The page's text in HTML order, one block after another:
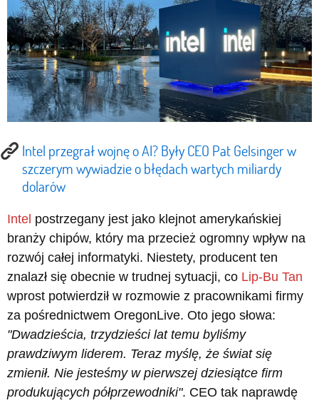
Intel przegrał wojnę o AI? Były CEO Pat Gelsinger w
szczerym wywiadzie o błędach wartych miliardy
dolarów
Intel postrzegany jest jako klejnot amerykańskiej
branży chipów, który ma przecież ogromny wpływ na
rozwój całej informatyki. Niestety, producent ten
znalazł się obecnie w trudnej sytuacji, co Lip-Bu Tan
wprost potwierdził w rozmowie z pracownikami firmy
za pośrednictwem OregonLive. Oto jego słowa:
"Dwadzieścia, trzydzieści lat temu byliśmy
prawdziwym liderem. Teraz myślę, że świat się
zmienił. Nie jesteśmy w pierwszej dziesiątce firm
produkujących półprzewodniki". CEO tak naprawdę